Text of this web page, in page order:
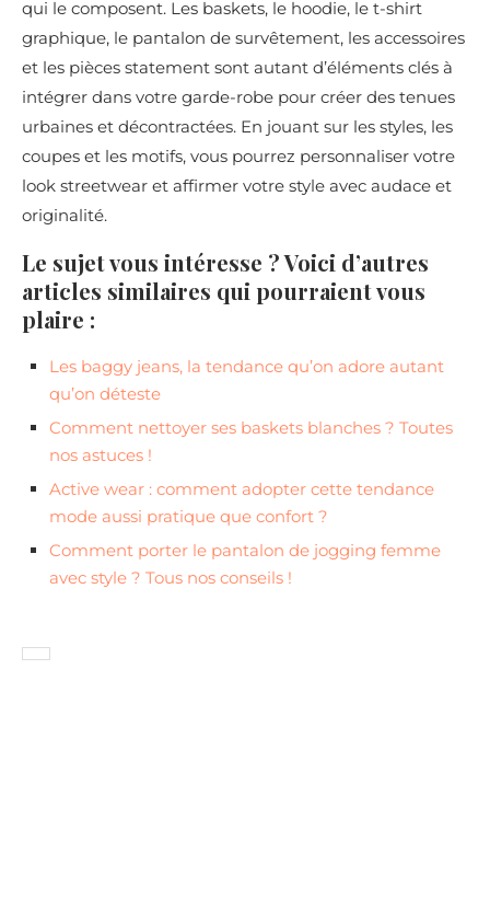
qui le composent. Les baskets, le hoodie, le t-shirt
graphique, le pantalon de survêtement, les accessoires
et les pièces statement sont autant d’éléments clés à
intégrer dans votre garde-robe pour créer des tenues
urbaines et décontractées. En jouant sur les styles, les
coupes et les motifs, vous pourrez personnaliser votre
look streetwear et affirmer votre style avec audace et
originalité.
Le sujet vous intéresse ? Voici d’autres
articles similaires qui pourraient vous
plaire :
Les baggy jeans, la tendance qu’on adore autant
qu’on déteste
Comment nettoyer ses baskets blanches ? Toutes
nos astuces !
Active wear : comment adopter cette tendance
mode aussi pratique que confort ?
Comment porter le pantalon de jogging femme
avec style ? Tous nos conseils !